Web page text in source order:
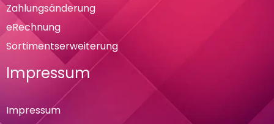
Zahlungsänderung
eRechnung
Sortimentserweiterung
Impressum
Impressum